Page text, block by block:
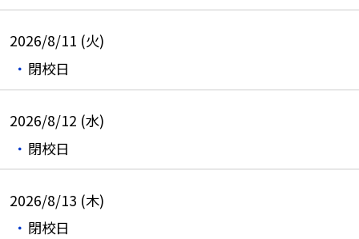
2026/8/11 (火)
閉校日
2026/8/12 (水)
閉校日
2026/8/13 (木)
閉校日